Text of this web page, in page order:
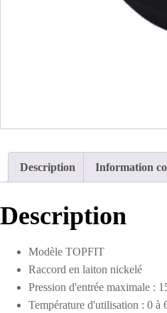
Description Information
Description
Modèle TOPFIT
Raccord en laiton nickelé
Pression d'entrée maximale :
Température d'utilisation : 0 à